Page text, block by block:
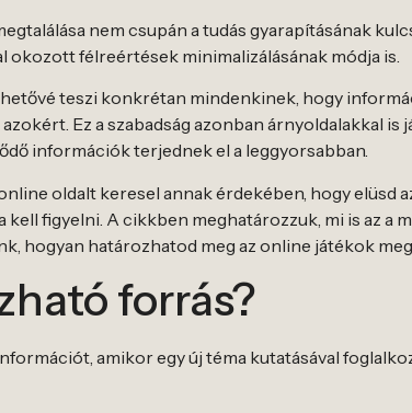
nem csupán a tudás gyarapításának
okozott félreértések minimalizálásának módja is.
teszi konkrétan mindenkinek, hogy
Ez a szabadság azonban árnyoldalakkal is
információk terjednek el a leggyorsabban.
oldalt keresel annak érdekében, hogy elüsd
figyelni. A cikkben meghatározzuk, mi is az a
hogyan határozhatod meg az online játékok
forrás?
amikor egy új téma kutatásával